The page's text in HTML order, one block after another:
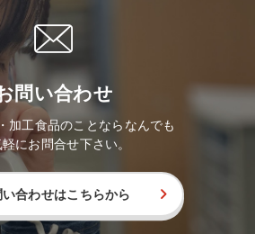
問い合わせ
加工食品のことならなんでも
にお問合せ下さい。
い合わせはこちらから